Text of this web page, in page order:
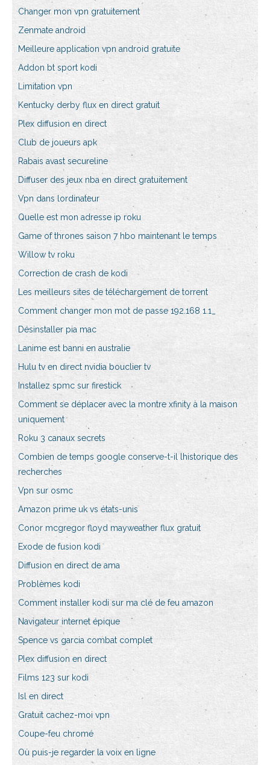
Changer mon vpn gratuitement
Zenmate android
Meilleure application vpn android gratuite
Addon bt sport kodi
Limitation vpn
Kentucky derby flux en direct gratuit
Plex diffusion en direct
Club de joueurs apk
Rabais avast secureline
Diffuser des jeux nba en direct gratuitement
Vpn dans lordinateur
Quelle est mon adresse ip roku
Game of thrones saison 7 hbo maintenant le temps
Willow tv roku
Correction de crash de kodi
Les meilleurs sites de téléchargement de torrent
Comment changer mon mot de passe 192.168 1.1_
Désinstaller pia mac
Lanime est banni en australie
Hulu tv en direct nvidia bouclier tv
Installez spmc sur firestick
Comment se déplacer avec la montre xfinity à la maison
uniquement
Roku 3 canaux secrets
Combien de temps google conserve-t-il lhistorique des
recherches
Vpn sur osmc
Amazon prime uk vs états-unis
Conor mcgregor floyd mayweather flux gratuit
Exode de fusion kodi
Diffusion en direct de ama
Problèmes kodi
Comment installer kodi sur ma clé de feu amazon
Navigateur internet épique
Spence vs garcia combat complet
Plex diffusion en direct
Films 123 sur kodi
Isl en direct
Gratuit cachez-moi vpn
Coupe-feu chromé
Où puis-je regarder la voix en ligne